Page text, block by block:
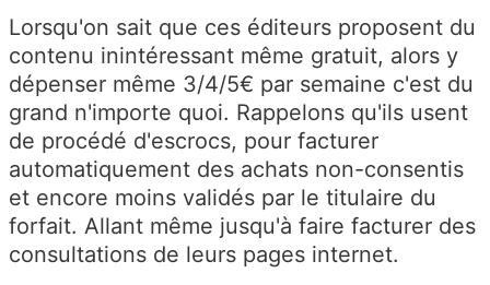
Lorsqu'on sait que ces éditeurs proposent du
contenu inintéressant même gratuit, alors y
dépenser même 3/4/5€ par semaine c'est du
grand n'importe quoi. Rappelons qu'ils usent
de procédé d'escrocs, pour facturer
automatiquement des achats non-consentis
et encore moins validés par le titulaire du
forfait. Allant même jusqu'à faire facturer des
consultations de leurs pages internet.